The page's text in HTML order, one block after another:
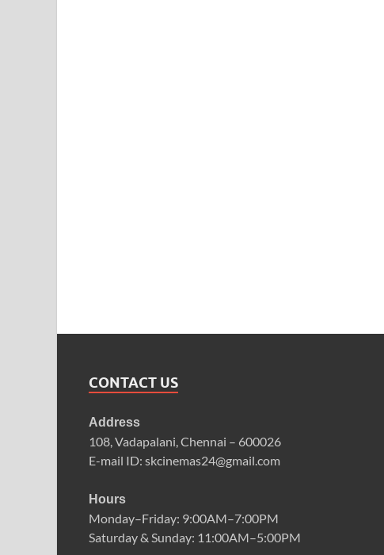
CONTACT US
Address
108, Vadapalani, Chennai – 600026
E-mail ID: skcinemas24@gmail.com
Hours
Monday–Friday: 9:00AM–7:00PM
Saturday & Sunday: 11:00AM–5:00PM